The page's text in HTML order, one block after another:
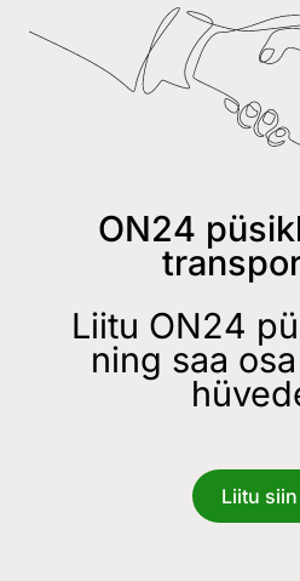
ON24
Liitu ON24
ning saa
Liitu siin